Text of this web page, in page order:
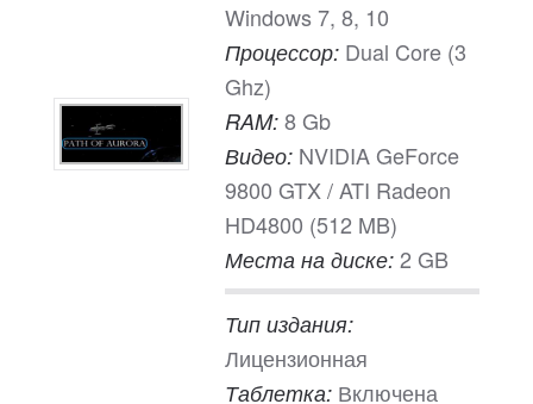
Windows 7, 8, 10
Процессор: Dual Core (3
Ghz)
RAM: 8 Gb
Видео: NVIDIA GeForce
9800 GTX / ATI Radeon
HD4800 (512 MB)
Места на диске: 2 GB
Тип издания:
Лицензионная
Таблетка: Включена